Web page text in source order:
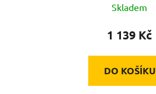
Skladem
1 139 Kč
DO KOŠÍKU